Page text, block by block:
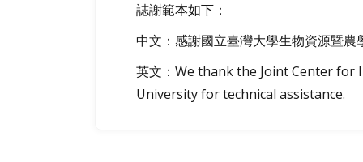
誌謝範本如下：
中文：感謝國立臺灣大學生物資源暨農
英文：We thank the Joint Center
University for technical assistance.